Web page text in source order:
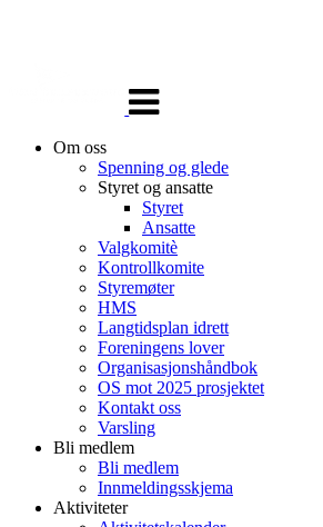
navigasjon
Om oss
Spenning og glede
Styret og ansatte
Styret
Ansatte
Valgkomitè
Kontrollkomite
Styremøter
HMS
Langtidsplan idrett
Foreningens lover
Organisasjonshåndbok
OS mot 2025 prosjektet
Kontakt oss
Varsling
Bli medlem
Bli medlem
Innmeldingsskjema
Aktiviteter